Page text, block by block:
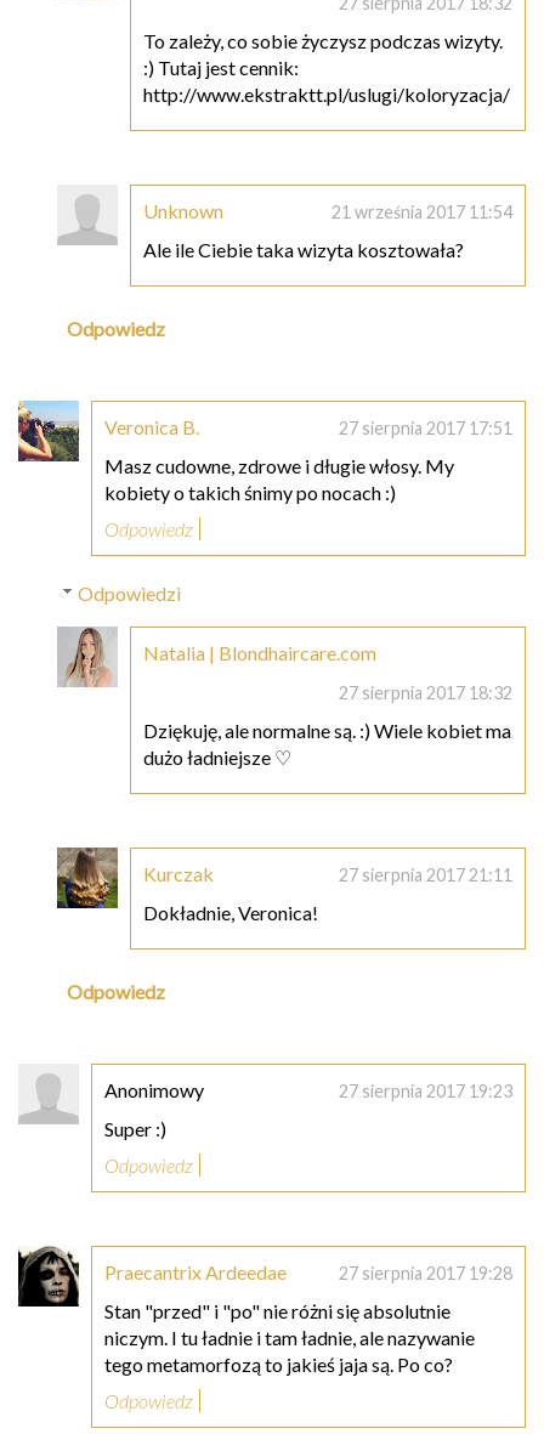
To zależy, co sobie życzysz podczas wizyty.
:) Tutaj jest cennik:
http://www.ekstraktt.pl/uslugi/koloryzacja/
Unknown 21 września 2017 11:54
Ale ile Ciebie taka wizyta kosztowała?
Odpowiedz
Veronica B. 27 sierpnia 2017 17:51
Masz cudowne, zdrowe i długie włosy. My
kobiety o takich śnimy po nocach :)
Odpowiedz
Odpowiedzi
Natalia | Blondhaircare.com
27 sierpnia 2017 18:32
Dziękuję, ale normalne są. :) Wiele kobiet ma
dużo ładniejsze ♡
Kurczak 27 sierpnia 2017 21:11
Dokładnie, Veronica!
Odpowiedz
Anonimowy 27 sierpnia 2017 19:23
Super :)
Odpowiedz
Praecantrix Ardeedae 27 sierpnia 2017 19:28
Stan "przed" i "po" nie różni się absolutnie
niczym. I tu ładnie i tam ładnie, ale nazywanie
tego metamorfozą to jakieś jaja są. Po co?
Odpowiedz